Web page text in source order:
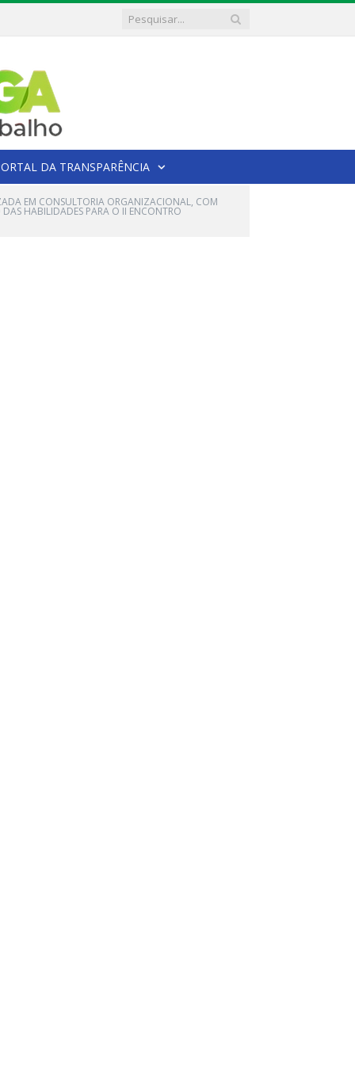
DA TRANSPARÊNCIA
EM CONSULTORIA ORGANIZACIONAL, COM
DAS HABILIDADES PARA O II ENCONTRO